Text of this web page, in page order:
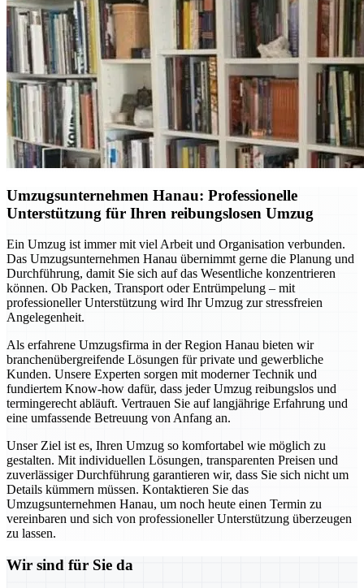
Umzugsunternehmen Hanau: Professionelle
Unterstützung für Ihren reibungslosen Umzug
Ein Umzug ist immer mit viel Arbeit und Organisation verbunden.
Das Umzugsunternehmen Hanau übernimmt gerne die Planung und
Durchführung, damit Sie sich auf das Wesentliche konzentrieren
können. Ob Packen, Transport oder Entrümpelung – mit
professioneller Unterstützung wird Ihr Umzug zur stressfreien
Angelegenheit.
Als erfahrene Umzugsfirma in der Region Hanau bieten wir
branchenübergreifende Lösungen für private und gewerbliche
Kunden. Unsere Experten sorgen mit moderner Technik und
fundiertem Know-how dafür, dass jeder Umzug reibungslos und
termingerecht abläuft. Vertrauen Sie auf langjährige Erfahrung und
eine umfassende Betreuung von Anfang an.
Unser Ziel ist es, Ihren Umzug so komfortabel wie möglich zu
gestalten. Mit individuellen Lösungen, transparenten Preisen und
zuverlässiger Durchführung garantieren wir, dass Sie sich nicht um
Details kümmern müssen. Kontaktieren Sie das
Umzugsunternehmen Hanau, um noch heute einen Termin zu
vereinbaren und sich von professioneller Unterstützung überzeugen
zu lassen.
Wir sind für Sie da